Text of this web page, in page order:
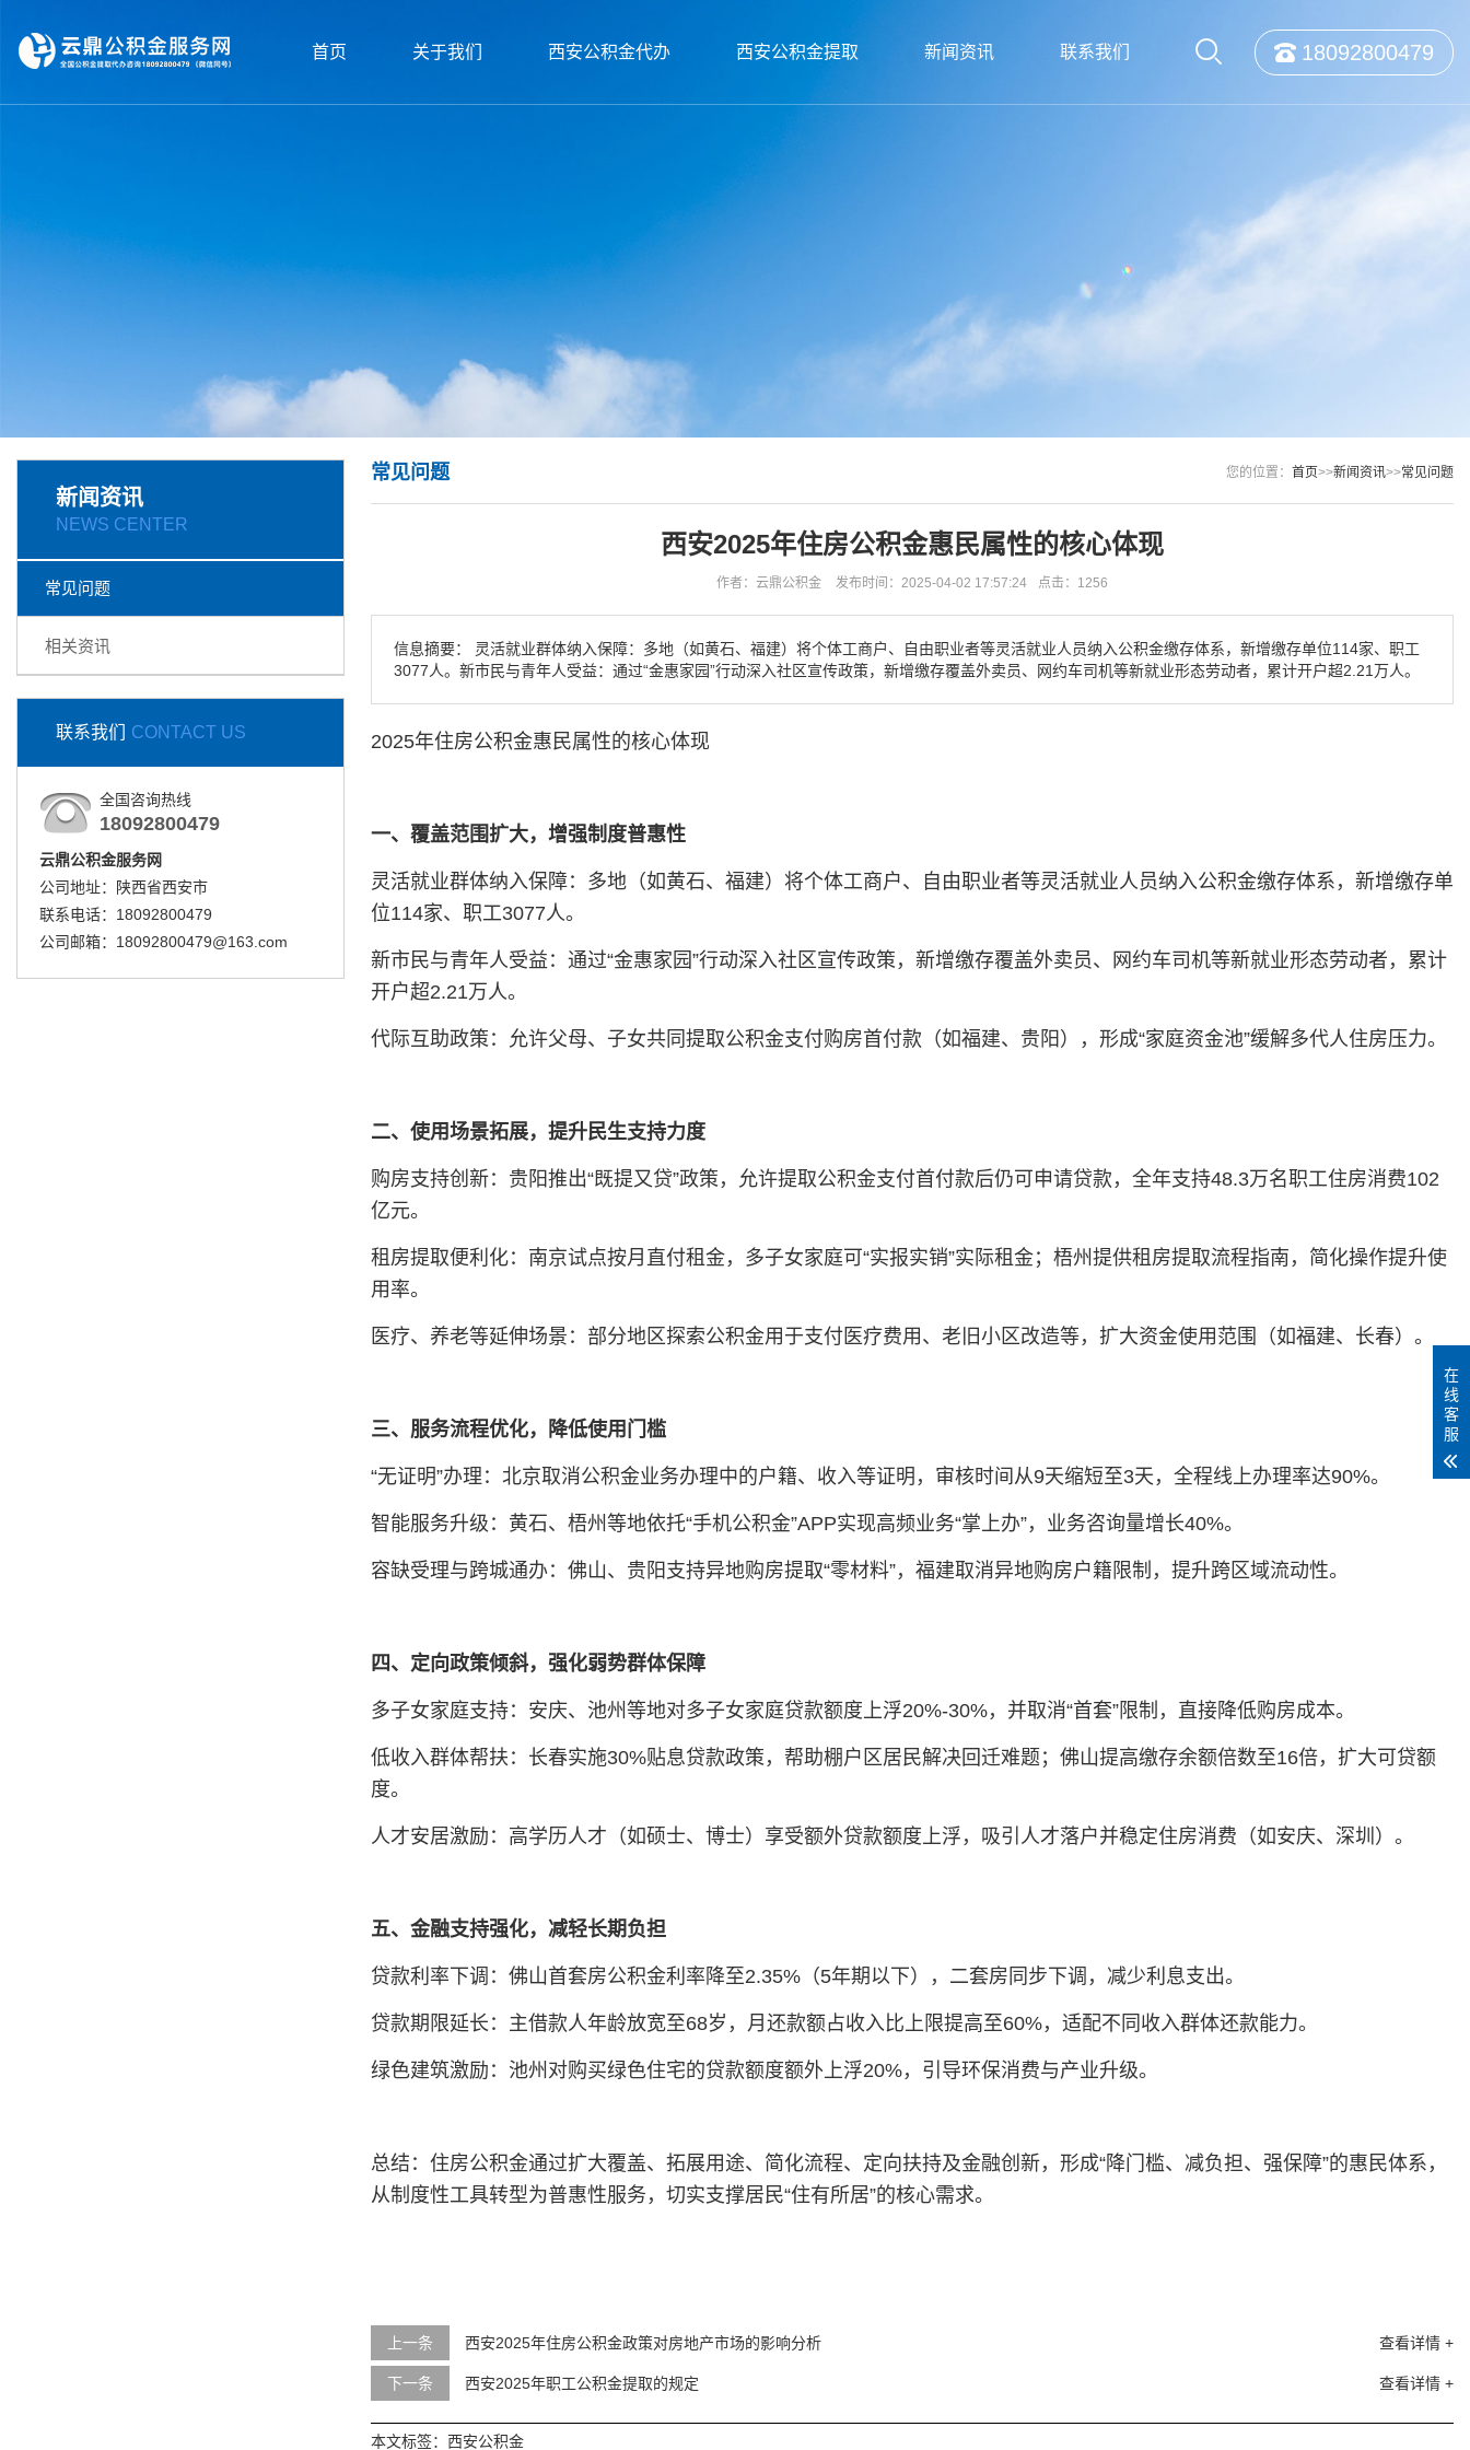
首页 关于我们 西安公积金代办 西安公积金提取 新闻资讯 联系我们 18092800479
新闻资讯
NEWS CENTER
常见问题
相关资讯
联系我们 CONTACT US
全国咨询热线
18092800479
云鼎公积金服务网
公司地址：陕西省西安市
联系电话：18092800479
公司邮箱：18092800479@163.com
您的位置： 首页>>新闻资讯>>常见问题
常见问题
西安2025年住房公积金惠民属性的核心体现‌
作者：云鼎公积金 发布时间：2025-04-02 17:57:24 点击：1256
信息摘要： 灵活就业群体纳入保障‌：多地（如黄石、福建）将个体工商户、自由职业者等灵活就业人员纳入公积金缴存体系，新增缴存单位114家、职工
3077人‌。新市民与青年人受益‌：通过“金惠家园”行动深入社区宣传政策，新增缴存覆盖外卖员、网约车司机等新就业形态劳动者，累计开户超2.21万人‌。
2025年住房公积金惠民属性的核心体现‌
一、覆盖范围扩大，增强制度普惠性‌
灵活就业群体纳入保障‌：多地（如黄石、福建）将个体工商户、自由职业者等灵活就业人员纳入公积金缴存体系，新增缴存单
位114家、职工3077人‌。
新市民与青年人受益‌：通过“金惠家园”行动深入社区宣传政策，新增缴存覆盖外卖员、网约车司机等新就业形态劳动者，累计
开户超2.21万人‌。
代际互助政策‌：允许父母、子女共同提取公积金支付购房首付款（如福建、贵阳），形成“家庭资金池”缓解多代人住房压力‌。
二、使用场景拓展，提升民生支持力度‌
购房支持创新‌：贵阳推出“既提又贷”政策，允许提取公积金支付首付款后仍可申请贷款，全年支持48.3万名职工住房消费102
亿元‌。
租房提取便利化‌：南京试点按月直付租金，多子女家庭可“实报实销”实际租金；梧州提供租房提取流程指南，简化操作提升使
用率‌。
医疗、养老等延伸场景‌：部分地区探索公积金用于支付医疗费用、老旧小区改造等，扩大资金使用范围（如福建、长春）‌。
三、服务流程优化，降低使用门槛‌
“无证明”办理‌：北京取消公积金业务办理中的户籍、收入等证明，审核时间从9天缩短至3天，全程线上办理率达90%‌。
智能服务升级‌：黄石、梧州等地依托“手机公积金”APP实现高频业务“掌上办”，业务咨询量增长40%‌。
容缺受理与跨城通办‌：佛山、贵阳支持异地购房提取“零材料”，福建取消异地购房户籍限制，提升跨区域流动性‌。
四、定向政策倾斜，强化弱势群体保障‌
多子女家庭支持‌：安庆、池州等地对多子女家庭贷款额度上浮20%-30%，并取消“首套”限制，直接降低购房成本‌。
低收入群体帮扶‌：长春实施30%贴息贷款政策，帮助棚户区居民解决回迁难题；佛山提高缴存余额倍数至16倍，扩大可贷额
度‌。
人才安居激励‌：高学历人才（如硕士、博士）享受额外贷款额度上浮，吸引人才落户并稳定住房消费（如安庆、深圳）‌。
五、金融支持强化，减轻长期负担‌
贷款利率下调‌：佛山首套房公积金利率降至2.35%（5年期以下），二套房同步下调，减少利息支出‌。
贷款期限延长‌：主借款人年龄放宽至68岁，月还款额占收入比上限提高至60%，适配不同收入群体还款能力‌。
绿色建筑激励‌：池州对购买绿色住宅的贷款额度额外上浮20%，引导环保消费与产业升级‌。
总结‌：住房公积金通过扩大覆盖、拓展用途、简化流程、定向扶持及金融创新，形成“降门槛、减负担、强保障”的惠民体系，
从制度性工具转型为普惠性服务，切实支撑居民“住有所居”的核心需求‌。
上一条 查看详情 +
西安2025年住房公积金政策对房地产市场的影响分析‌
下一条 查看详情 +
西安2025年职工公积金提取的规定
本文标签： 西安公积金
在
线
客
服